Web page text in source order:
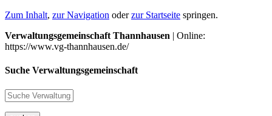
Zum Inhalt, zur Navigation oderzur Startseite springen.
Verwaltungsgemeinschaft Thannhausen | Online:
https://www.vg-thannhausen.de/
Suche Verwaltungsgemeinschaft